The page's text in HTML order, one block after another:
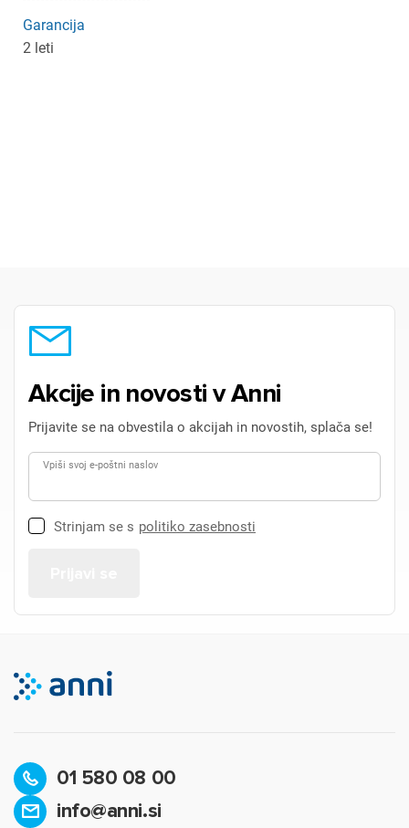
Garancija
2 leti
Akcije in novosti v Anni
Prijavite se na obvestila o akcijah in novostih, splača se!
Vpiši svoj e-poštni naslov
Strinjam se s politiko zasebnosti
01 580 08 00
info@anni.si